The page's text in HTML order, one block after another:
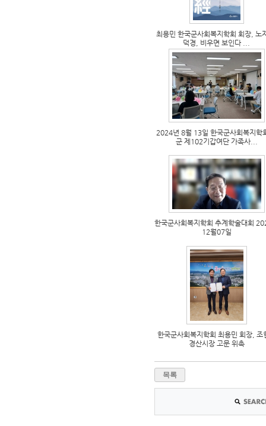
최용민 한국군사회복지학회 회장, 노
덕경, 비우면 보인다 ...
2024년 8월 13일 한국군사회복지학
군 제102기갑여단 가족사...
한국군사회복지학회 추계학술대회
12월07일
한국군사회복지학회 최용민 회장, 조
경산시장 고문 위촉
목록